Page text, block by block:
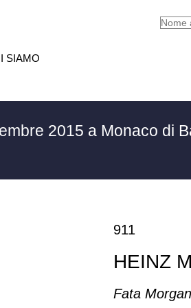
SIAMO
2015 a Monaco di
911
HEINZ
Fata